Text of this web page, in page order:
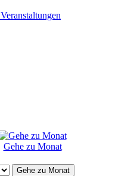
Gehe zu Monat
Gehe zu Monat